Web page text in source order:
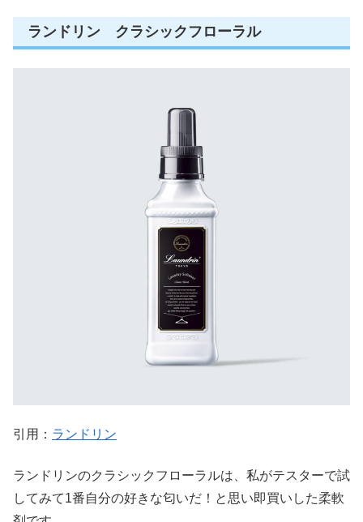
ランドリン クラシックフローラル
引用： ランドリン
ランドリンのクラシックフローラルは、私がテスターで試
してみて1番自分の好きな匂いだ！と思い即買いした柔軟